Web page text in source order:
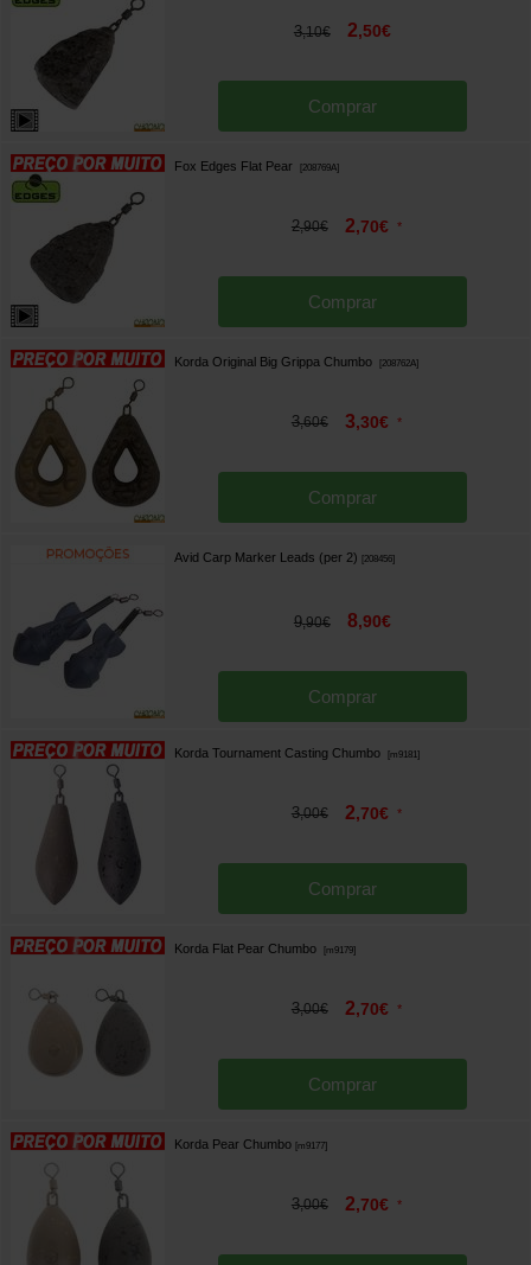
3,10€ 2,50€
Comprar
Fox Edges Flat Pear [208769A]
2,90€ 2,70€ *
Comprar
Korda Original Big Grippa Chumbo [208762A]
3,60€ 3,30€ *
Comprar
Avid Carp Marker Leads (per 2) [208456]
9,90€ 8,90€
Comprar
Korda Tournament Casting Chumbo [m9181]
3,00€ 2,70€ *
Comprar
Korda Flat Pear Chumbo [m9179]
3,00€ 2,70€ *
Comprar
Korda Pear Chumbo [m9177]
3,00€ 2,70€ *